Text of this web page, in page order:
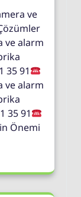
ve
ve alarm
35 91
ve alarm
35 91
Önemi